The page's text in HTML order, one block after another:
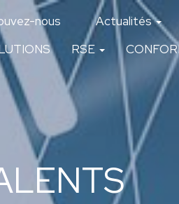
nous Actualités
RSE